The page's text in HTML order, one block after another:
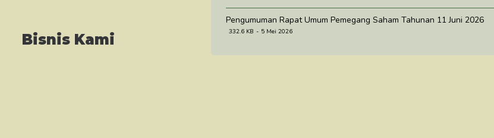
Bisnis Kami
Pengumuman Rapat Umum Pemegang Saham Tahunan 11 Juni 2026
332.6 KB 5 Mei 2026